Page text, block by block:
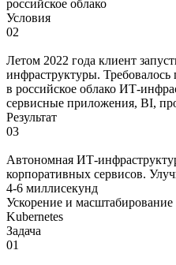
российское облако
Условия
02
Летом 2022 года клиент
инфраструктуры. Требовалось
в российское облако ИТ-
сервисные приложения, BI,
Результат
03
Автономная ИТ-
корпоративных сервисов.
4-6 миллисекунд
Ускорение и масштабирование
Kubernetes
Задача
01